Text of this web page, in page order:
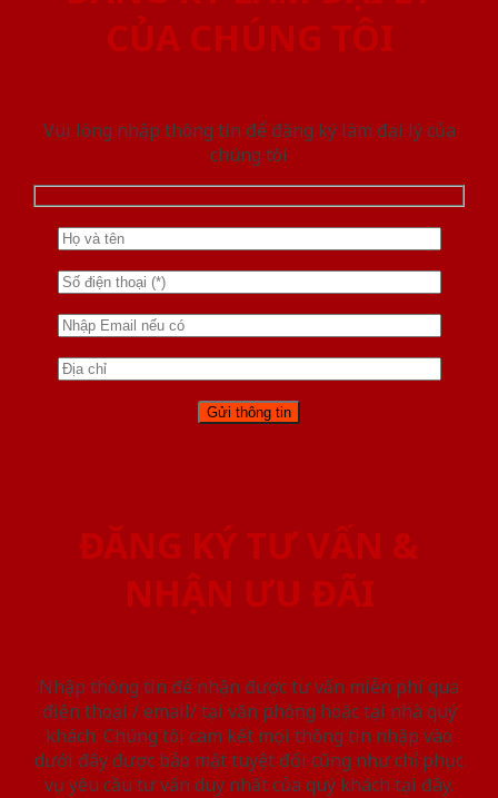
CỦA CHÚNG TÔI
Vui lòng nhập thông tin để đăng ký làm đại lý của
chúng tôi
ĐĂNG KÝ TƯ VẤN &
NHẬN ƯU ĐÃI
Nhập thông tin để nhận được tư vấn miễn phí qua
điện thoại / email/ tại văn phòng hoặc tại nhà quý
khách. Chúng tôi cam kết mọi thông tin nhập vào
dưới đây được bảo mật tuyệt đối cũng như chỉ phục
vụ yêu cầu tư vấn duy nhất của quý khách tại đây.